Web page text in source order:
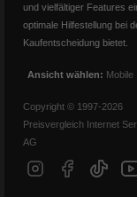
und vielfältiger Features
optimale Hilfestellung bei
Kaufentscheidung bietet.
Ansicht wählen: Mobile
Copyright © 1997-2026
Preisvergleich Internet
AG